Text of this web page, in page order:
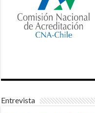
Entrevista